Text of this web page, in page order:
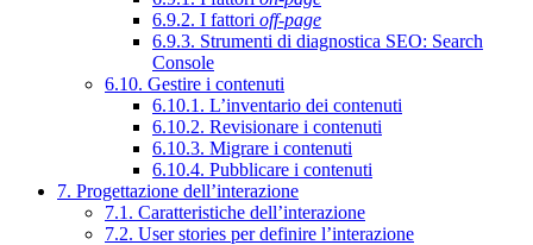
6.9.2. I fattori off-page
6.9.3. Strumenti di diagnostica SEO: Search
Console
6.10. Gestire i contenuti
6.10.1. L’inventario dei contenuti
6.10.2. Revisionare i contenuti
6.10.3. Migrare i contenuti
6.10.4. Pubblicare i contenuti
7. Progettazione dell’interazione
7.1. Caratteristiche dell’interazione
7.2. User stories per definire l’interazione